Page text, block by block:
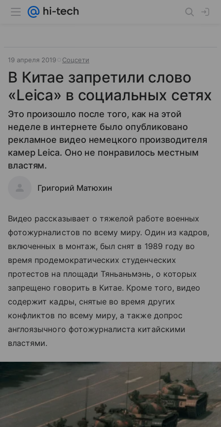
19 апреля 2019 Соцсети
В Китае запретили слово
«Leica» в социальных сетях
Это произошло после того, как на этой
неделе в интернете было опубликовано
рекламное видео немецкого производителя
камер Leica. Оно не понравилось местным
властям.
Григорий Матюхин
Видео рассказывает о тяжелой работе военных
фотожурналистов по всему миру. Один из кадров,
включенных в монтаж, был снят в 1989 году во
время продемократических студенческих
протестов на площади Тяньаньмэнь, о которых
запрещено говорить в Китае. Кроме того, видео
содержит кадры, снятые во время других
конфликтов по всему миру, а также допрос
англоязычного фотожурналиста китайскими
властями.